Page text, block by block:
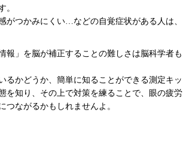
。
がつかみにくい…などの自覚症状がある人は、
報」を脳が補正することの難しさは脳科学者も
るかどうか、簡単に知ることができる測定キッ
を知り、その上で対策を練ることで、眼の疲労
つながるかもしれませんよ。